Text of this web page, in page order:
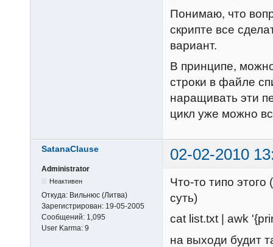
Понимаю, что
скрипте все
вариант.
В принципе,
строки в файле
наращивать эти
цикл уже можно
SatanaClause 02-02-2010
Administrator
Неактивен
Откуда: Вильнюс (Литва)
Зарегистрирован: 19-05-2005
Сообщений: 1,095
User Karma: 9
Что-то типо
суть)
cat list.txt | awk
на выходи будит